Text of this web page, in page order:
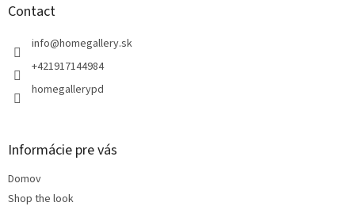
Contact
info@homegallery.sk
+421917144984
homegallerypd
Informácie pre vás
Domov
Shop the look